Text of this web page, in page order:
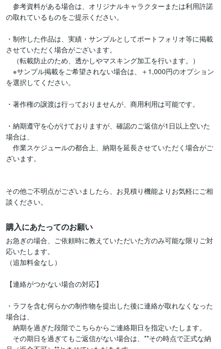
参考資料がある場合は、オリジナルキャラクターまたは利用許諾
の取れているものをご提示ください。
・制作した作品は、実績・サンプルとしてポートフォリオ等に掲載
させていただく場合がございます。
（転載防止のため、透かしやマスキング加工を行います。）
※サンプル掲載をご希望されない場合は、＋1,000円のオプション
を選択してください。
・著作権の譲渡は行っておりませんが、商用利用は可能です。
・納期遵守を心がけておりますが、確認のご返信が1日以上空いた
場合は、
作業スケジュールの都合上、納期を延長させていただく場合がご
ざいます。
その他ご不明点がございましたら、お見積り機能よりお気軽にご相
談ください。
購入にあたってのお願い
お急ぎの場合、ご依頼時に教えていただいた方のみ可能な限りご対
応いたします。
（追加料金なし）
【連絡がつかない場合の対応】
・ラフを含む何らかの制作物を提出した後に連絡が取れなくなった
場合は、
納期を過ぎた段階でこちらからご連絡期日を指定いたします。
その期日を過ぎてもご返信がない場合は、**その時点で正式な納